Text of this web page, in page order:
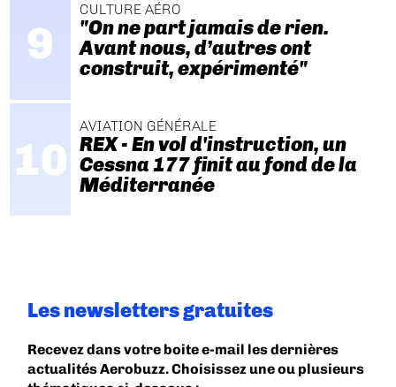
CULTURE AÉRO
"On ne part jamais de rien.
Avant nous, d’autres ont
construit, expérimenté"
AVIATION GÉNÉRALE
REX - En vol d'instruction, un
Cessna 177 finit au fond de la
Méditerranée
Les newsletters gratuites
Recevez dans votre boite e-mail les dernières
actualités Aerobuzz. Choisissez une ou plusieurs